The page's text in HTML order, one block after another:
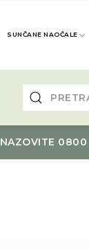
SUNČANE NAOČALE
NAZOVITE